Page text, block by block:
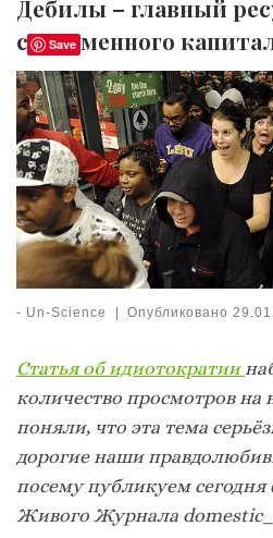
Дебилы – главный
современного
- Un-Science | Опубликовано
Cтатья об идиотократии
количество просмотров
поняли, что эта тема
дорогие наши
посему публикуем сегодня
Живого Журнала
Save